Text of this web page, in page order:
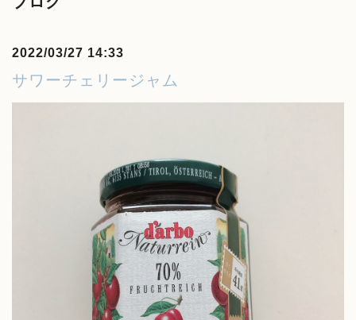
2022/03/27 14:33
サワーチェリージャム